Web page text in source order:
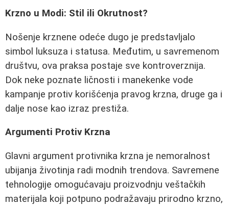
Krzno u Modi: Stil ili Okrutnost?
Nošenje krznene odeće dugo je predstavljalo
simbol luksuza i statusa. Međutim, u savremenom
društvu, ova praksa postaje sve kontroverznija.
Dok neke poznate ličnosti i manekenke vode
kampanje protiv korišćenja pravog krzna, druge ga i
dalje nose kao izraz prestiža.
Argumenti Protiv Krzna
Glavni argument protivnika krzna je nemoralnost
ubijanja životinja radi modnih trendova. Savremene
tehnologije omogućavaju proizvodnju veštačkih
materijala koji potpuno podražavaju prirodno krzno,